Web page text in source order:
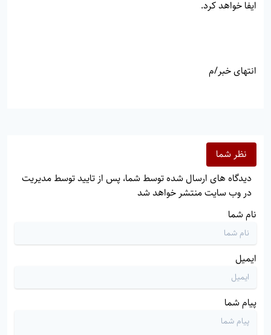
ایفا خواهد کرد.
انتهای خبر/م
نظر شما
دیدگاه های ارسال شده توسط شما، پس از تایید توسط مدیریت
در وب سایت منتشر خواهد شد
نام شما
ایمیل
پیام شما